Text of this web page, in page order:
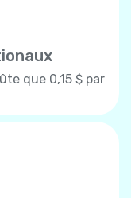
que 0,15 $ par